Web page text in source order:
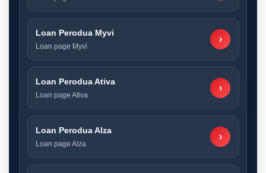
Loan Perodua Myvi
Loan page Myvi
›
Loan Perodua Ativa
Loan page Ativa
›
Loan Perodua Alza
Loan page Alza
›